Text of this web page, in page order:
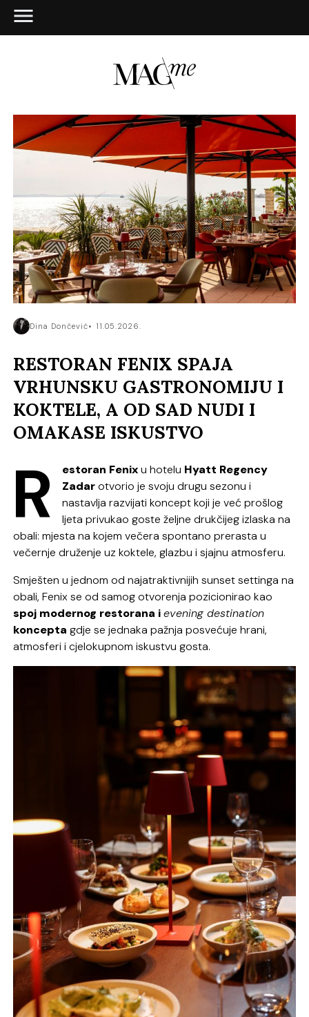
Dina Dončević 11.05.2026.
RESTORAN FENIX SPAJA
VRHUNSKU GASTRONOMIJU I
KOKTELE, A OD SAD NUDI I
OMAKASE ISKUSTVO
R estoran Fenixu hotelu Hyatt Regency
Zadarotvorio je svoju drugu sezonu i
nastavlja razvijati koncept koji je već prošlog
ljeta privukao goste željne drukčijeg izlaska na
obali: mjesta na kojem večera spontano prerasta u
večernje druženje uz koktele, glazbu i sjajnu atmosferu.
Smješten u jednom od najatraktivnijih sunset settinga na
obali, Fenix se od samog otvorenja pozicionirao kao
spoj modernog restorana ievening destination
koncepta gdje se jednaka pažnja posvećuje hrani,
atmosferi i cjelokupnom iskustvu gosta.